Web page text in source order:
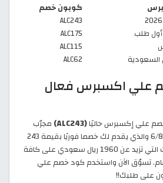
كوبون خصم
ALC243
طلب
ALC175
ALC115
ALC62
علي اكسبرس فعال
علي إكسبرس حاليًا(ALC243)
مجرّب
وفعال بتاريخ اليوم 6/8/2026 والذي يقدم لك خصما فوريًا بقيمة 243
ريال سعودي على الطلبات التي تزيد عن 1960 ريال سعودي على كافة
تسوّق الآن واستخدم كود خصم علي
على طلبك!!